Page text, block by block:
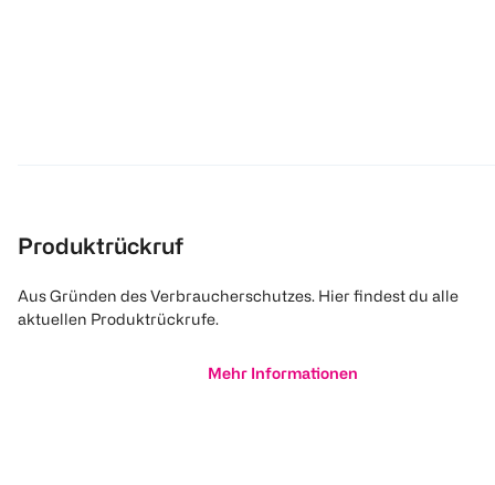
Produktrückruf
Aus Gründen des Verbraucherschutzes. Hier findest du alle
aktuellen Produktrückrufe.
Mehr Informationen